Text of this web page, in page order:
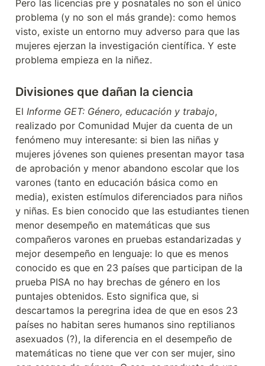
Pero las licencias pre y posnatales no son el único
problema (y no son el más grande): como hemos
visto, existe un entorno muy adverso para que las
mujeres ejerzan la investigación científica. Y este
problema empieza en la niñez.
Divisiones que dañan la ciencia
El Informe GET: Género, educación y trabajo,
realizado por Comunidad Mujer da cuenta de un
fenómeno muy interesante: si bien las niñas y
mujeres jóvenes son quienes presentan mayor tasa
de aprobación y menor abandono escolar que los
varones (tanto en educación básica como en
media), existen estímulos diferenciados para niños
y niñas. Es bien conocido que las estudiantes tienen
menor desempeño en matemáticas que sus
compañeros varones en pruebas estandarizadas y
mejor desempeño en lenguaje: lo que es menos
conocido es que en 23 países que participan de la
prueba PISA no hay brechas de género en los
puntajes obtenidos. Esto significa que, si
descartamos la peregrina idea de que en esos 23
países no habitan seres humanos sino reptilianos
asexuados (?), la diferencia en el desempeño de
matemáticas no tiene que ver con ser mujer, sino